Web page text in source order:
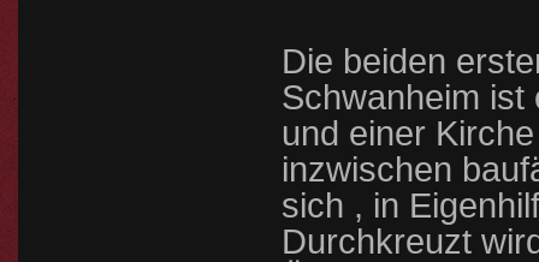
Die beiden
Schwanheim ist
und einer
inzwischen
sich , in
Durchkreuzt